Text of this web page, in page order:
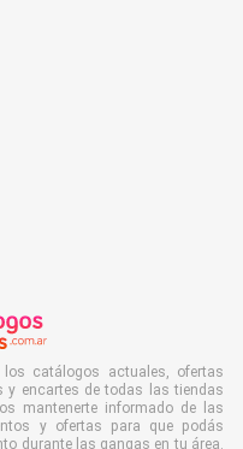
catálogos actuales, ofertas
y encartes de todas las tiendas
mantenerte informado de las
y ofertas para que podás
durante las gangas en tu área.